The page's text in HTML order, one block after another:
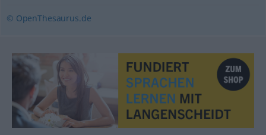
© OpenThesaurus.de